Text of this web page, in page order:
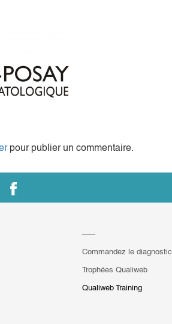
pour publier un commentaire.
Commandez le diagnostic
Trophées Qualiweb
Qualiweb Training